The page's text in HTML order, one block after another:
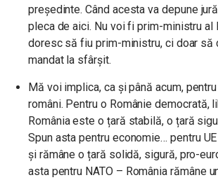
președinte. Când acesta va depune
pleca de aici. Nu voi fi prim-ministru al
doresc să fiu prim-ministru, ci doar să
mandat la sfârșit.
Mă voi implica, ca și până acum,
români. Pentru o Românie democrată,
România este o țară stabilă, o țară
Spun asta pentru economie… pentru
și rămâne o țară solidă, sigură, pro-
asta pentru NATO – România rămâne